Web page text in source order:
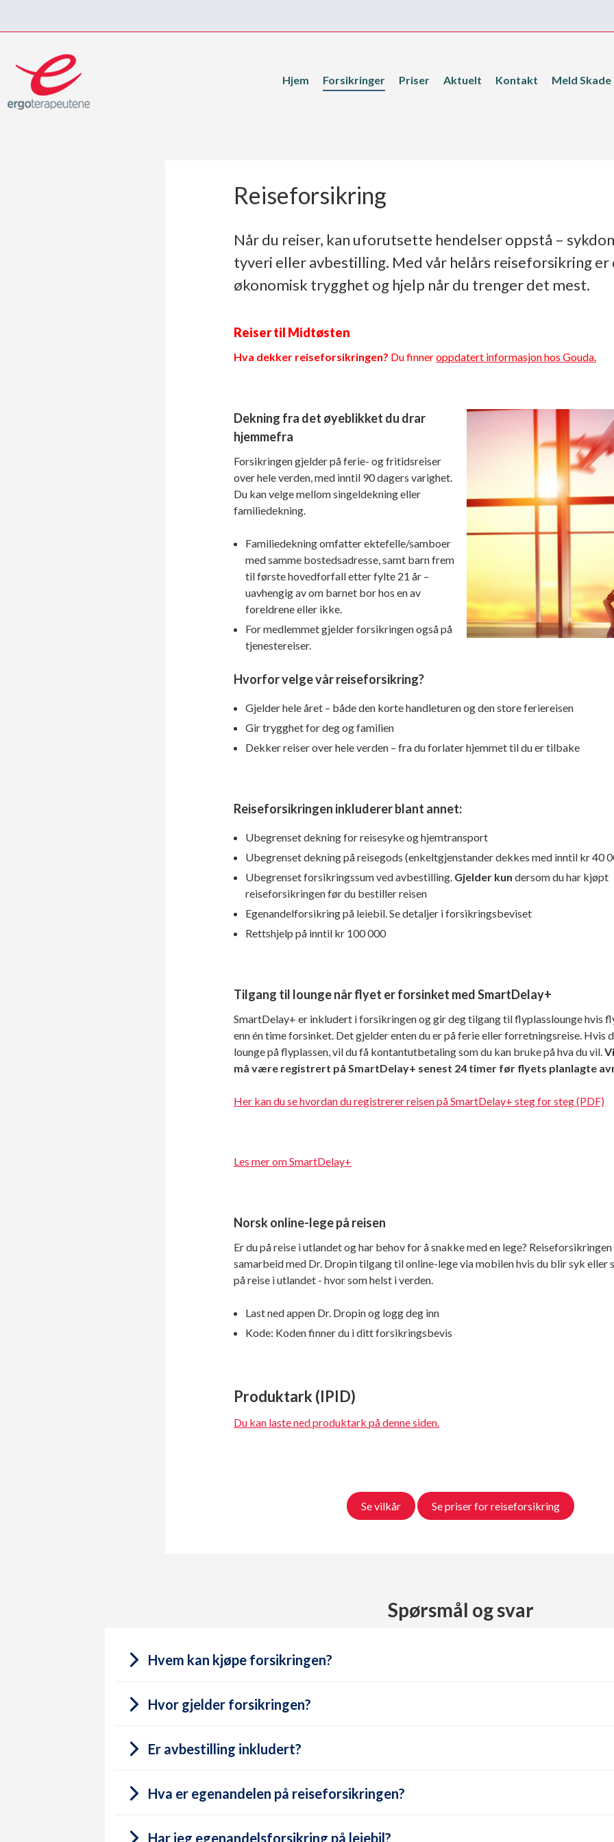
Hjem Forsikringer Priser Aktuelt Kontakt Meld Skade
Reiseforsikring
Når du reiser, kan uforutsette hendelser oppstå –
tyveri eller avbestilling. Med vår helårs reiseforsikring er
økonomisk trygghet og hjelp når du trenger det mest.
Reiser til Midtøsten
Hva dekker reiseforsikringen? Du finneroppdatert informasjon hos Gouda.
Dekning fra det øyeblikket du drar
hjemmefra
Forsikringen gjelder på ferie- og fritidsreiser
over hele verden, med inntil 90 dagers varighet.
Du kan velge mellom singeldekning eller
familiedekning.
Familiedekning omfatter ektefelle/samboer
med samme bostedsadresse, samt barn frem
til første hovedforfall etter fylte 21 år –
uavhengig av om barnet bor hos en av
foreldrene eller ikke.
For medlemmet gjelder forsikringen også på
tjenestereiser.
Hvorfor velge vår reiseforsikring?
Gjelder hele året – både den korte handleturen og den store feriereisen
Gir trygghet for deg og familien
Dekker reiser over hele verden – fra du forlater hjemmet til du er tilbake
Reiseforsikringen inkluderer blant annet:
Ubegrenset dekning for reisesyke og hjemtransport
Ubegrenset dekning på reisegods (enkeltgjenstander dekkes med inntil kr 40
Ubegrenset forsikringssum ved avbestilling. Gjelder kun dersom du har kjøpt
reiseforsikringen før du bestiller reisen
Egenandelforsikring på leiebil. Se detaljer i forsikringsbeviset
Rettshjelp på inntil kr 100 000
Tilgang til lounge når flyet er forsinket med SmartDelay+
SmartDelay+ er inkludert i forsikringen og gir deg tilgang til flyplasslounge hvis
enn én time forsinket. Det gjelder enten du er på ferie eller forretningsreise. Hvis
lounge på flyplassen, vil du få kontantutbetaling som du kan bruke på hva du vil.
må være registrert på SmartDelay+ senest 24 timer før flyets planlagte
Her kan du se hvordan du registrerer reisen på SmartDelay+ steg for steg (PDF)
Les mer om SmartDelay+
Norsk online-lege på reisen
Er du på reise i utlandet og har behov for å snakke med en lege?
samarbeid med Dr. Dropin tilgang til online-lege via mobilen hvis du blir syk eller
på reise i utlandet - hvor som helst i verden.
Last ned appen Dr. Dropin og logg deg inn
Kode: Koden finner du i ditt forsikringsbevis
Produktark (IPID)
Du kan laste ned produktark på denne siden.
Se vilkår Se priser for reiseforsikring
Spørsmål og svar
Hvem kan kjøpe forsikringen?
Hvor gjelder forsikringen?
Er avbestilling inkludert?
Hva er egenandelen på reiseforsikringen?
Har jeg egenandelsforsikring på leiebil?